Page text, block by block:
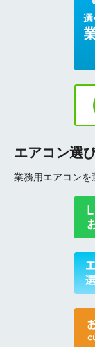
エアコン選
業務用エアコンを